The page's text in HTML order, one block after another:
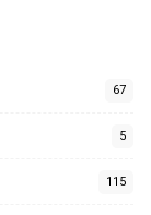
67
5
115